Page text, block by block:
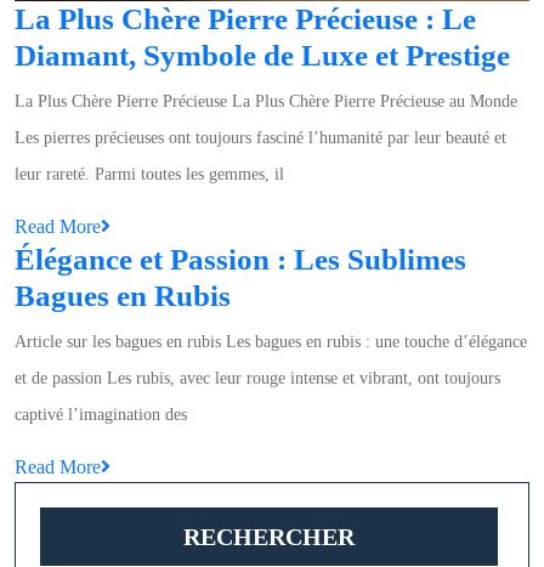
La Plus Chère Pierre Précieuse : Le
Diamant, Symbole de Luxe et PrestigeLa
La Plus Chère Pierre Précieuse La Plus Chère Pierre Précieuse au Monde
Les pierres précieuses ont toujours fasciné l’humanité par leur beauté et
leur rareté. Parmi toutes les gemmes, il
Read More
More
Élégance et Passion : Les Sublimes
Bagues en Rubis
et
Passion
Sublimes
Bagues
en
Article sur les bagues en rubis Les bagues en rubis : une touche d’élégance
et de passion Les rubis, avec leur rouge intense et vibrant, ont toujours
captivé l’imagination des
Read More
RECHERCHER